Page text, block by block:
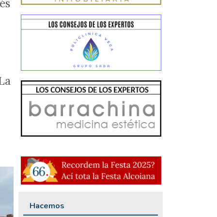
Hacemos